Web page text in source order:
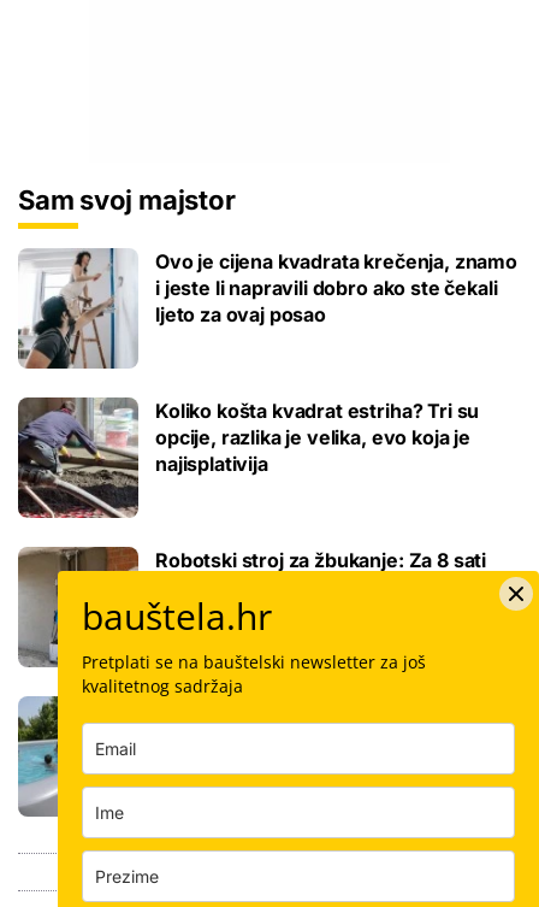
Sam svoj majstor
Ovo je cijena kvadrata krečenja, znamo
i jeste li napravili dobro ako ste čekali
ljeto za ovaj posao
Koliko košta kvadrat estriha? Tri su
opcije, razlika je velika, evo koja je
najisplativija
Robotski stroj za žbukanje: Za 8 sati
samo dva bauštelca
bauštela.hr
Pretplati se na bauštelski newsletter za još
kvalitetnog sadržaja